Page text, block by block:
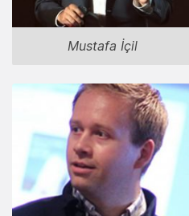
Mustafa İçil